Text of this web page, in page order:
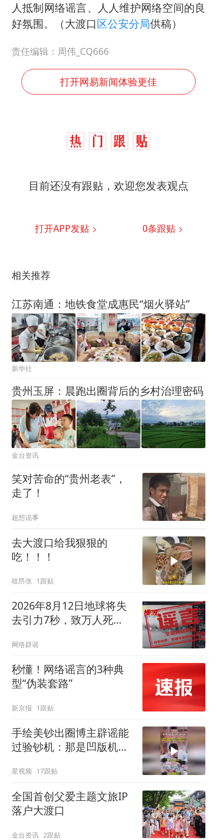
人抵制网络谣言、人人维护网络空间的良
好氛围。（大渡口区公安分局供稿）
责任编辑：周伟_CQ666
打开网易新闻体验更佳
目前还没有跟贴，欢迎您发表观点
打开APP发贴 0条跟贴
相关推荐
江苏南通：地铁食堂成惠民“烟火驿站”
新华社
贵州玉屏：晨跑出圈背后的乡村治理密码
金台资讯
笑对苦命的“贵州老表”，
走了！
超想说事
去大渡口给我狠狠的
吃！！！
吱昂张 1跟贴
2026年8月12日地球将失
去引力7秒，致万人死
网络辟谣
秒懂！网络谣言的3种典
型“伪装套路”
新京报 1跟贴
手绘美钞出圈博主辟谣能
过验钞机：那是凹版机，
星视频 17跟贴
全国首创父爱主题文旅IP
落户大渡口
金台资讯 2跟贴